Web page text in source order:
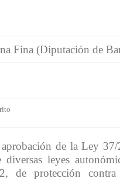
Fina (Diputación de
de la Ley
leyes
de protección contra